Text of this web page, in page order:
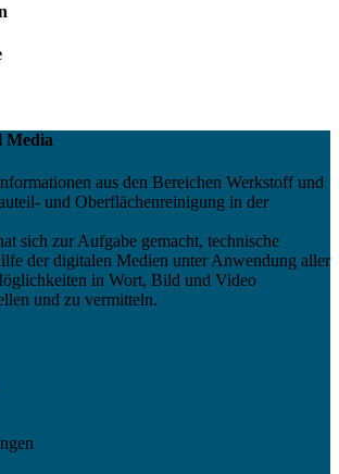
Media
aus den Bereichen Werkstoff und
und Oberflächenreinigung in der
sich zur Aufgabe gemacht, technische
der digitalen Medien unter Anwendung aller
in Wort, Bild und Video
und zu vermitteln.